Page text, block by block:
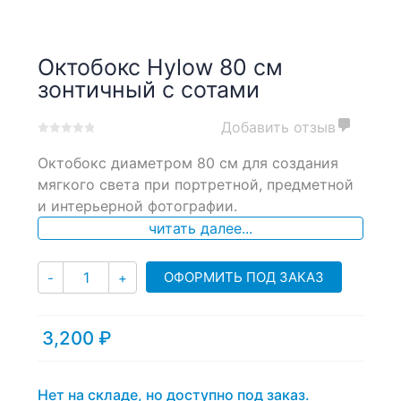
Октобокс Hylow 80 см
зонтичный с сотами
out
on
Добавить отзыв
Октобокс диаметром 80 см для создания
мягкого света при портретной, предметной
и интерьерной фотографии.
читать далее...
- Количество
+ ОФОРМИТЬ ПОД ЗАКАЗ
3,200 ₽
Нет на складе, но доступно под заказ.